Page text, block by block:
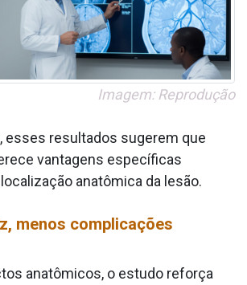
Imagem: Reprodução
esses resultados sugerem que
vantagens específicas
anatômica da lesão.
menos complicações
anatômicos, o estudo reforça